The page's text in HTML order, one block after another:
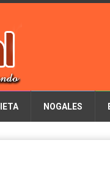
NOGALES